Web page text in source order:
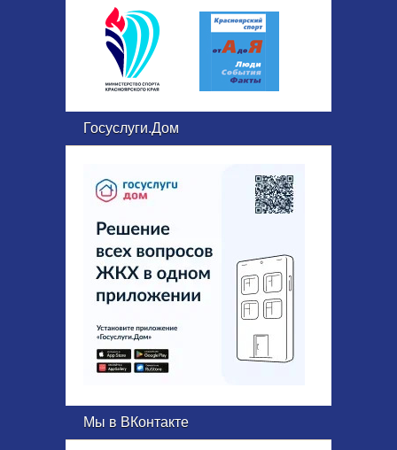
Госуслуги.Дом
Мы в ВКонтакте